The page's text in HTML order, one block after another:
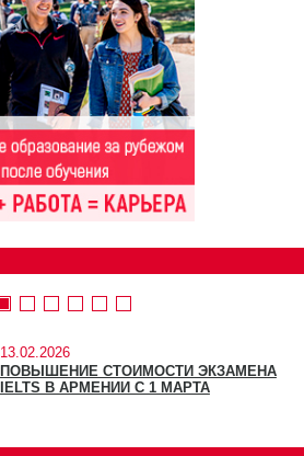
13.02.2026
ПОВЫШЕНИЕ СТОИМОСТИ ЭКЗАМЕНА
IELTS В АРМЕНИИ С 1 МАРТА